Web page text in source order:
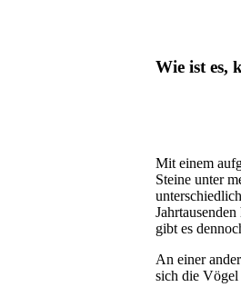
Wie ist es,
Mit einem
Steine unter
gibt es
An einer
sich die Vögel